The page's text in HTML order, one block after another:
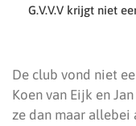
G.V.V.V krijgt niet
De club vond niet
Koen van Eijk en
ze dan maar allebei